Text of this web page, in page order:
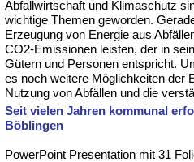
Abfallwirtschaft und Klimaschutz
wichtige Themen geworden.
Erzeugung von Energie aus
CO2-Emissionen leisten, der in
Gütern und Personen entspricht.
es noch weitere Möglichkeiten der
Nutzung von Abfällen und die
Seit vielen Jahren kommunal
Böblingen
PowerPoint Presentation mit 31